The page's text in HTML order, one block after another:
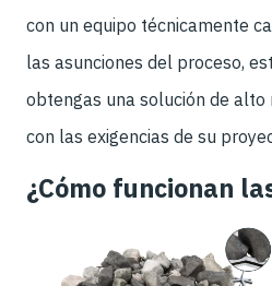
con un equipo técnicamente
las asunciones del proceso,
obtengas una solución de
con las exigencias de su
¿Cómo funcionan